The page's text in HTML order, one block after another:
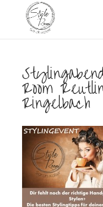
Room
Ringelbach